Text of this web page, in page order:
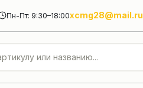
Пн-Пт: 9:30–18:00xcmg28@mail.ru